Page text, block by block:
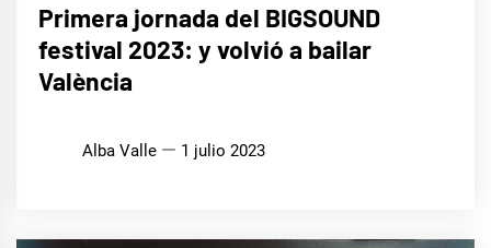
Primera jornada del BIGSOUND
festival 2023: y volvió a bailar
València
Alba Valle 1 julio 2023